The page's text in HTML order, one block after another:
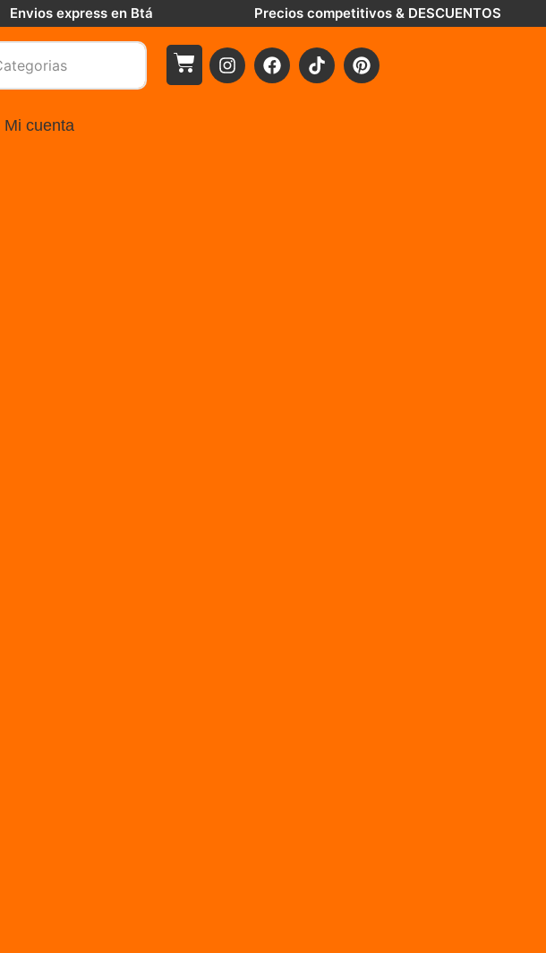
Envios express en Btá Precios competitivos & DESCUENTOS
Mi cuenta